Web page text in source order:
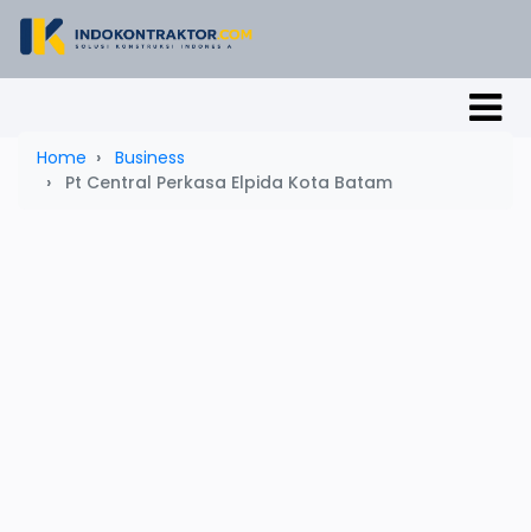
Home
Business
Pt Central Perkasa Elpida Kota Batam